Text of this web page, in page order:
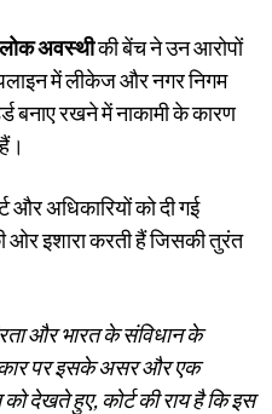
अवस्थीकी बेंच ने उन आरोपों
में लीकेज और नगर निगम
बनाए रखने में नाकामी के कारण
और अधिकारियों को दी गई
इशारा करती हैं जिसकी तुरंत
और भारत के संविधान के
पर इसके असर और एक
देखते हुए, कोर्ट की राय है कि इस